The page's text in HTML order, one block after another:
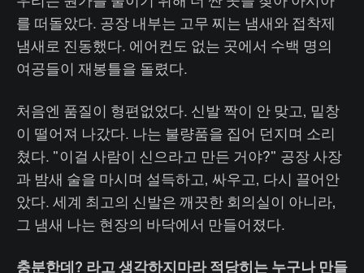
를 떠돌았다. 공장 내부는 고무 찌는 냄새와 접착제
냄새로 진동했다. 에어컨도 없는 곳에서 수백 명의
여공들이 재봉틀을 돌렸다.
처음엔 품질이 형편없었다. 신발 짝이 안 맞고, 밑창
이 떨어져 나갔다. 나는 불량품을 집어 던지며 소리
쳤다. "이걸 사람이 신으라고 만든 거야?" 공장 사장
과 밤새 술을 마시며 설득하고, 싸우고, 다시 끌어안
았다. 세계 최고의 신발은 깨끗한 회의실이 아니라,
그 냄새 나는 현장의 바닥에서 만들어졌다.
충분한데? 라고 생각하지마라 적당히는 누구나 만들